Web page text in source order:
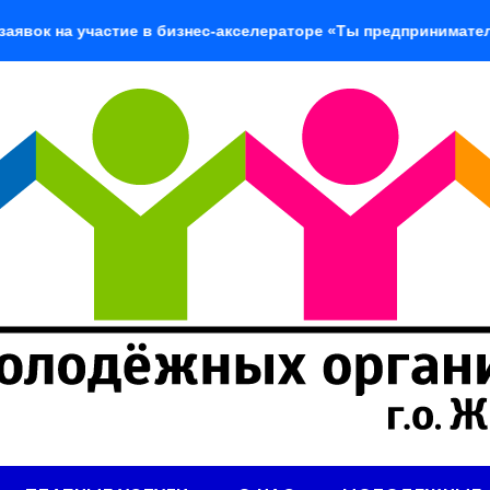
в бизнес-акселераторе «Ты предприниматель»